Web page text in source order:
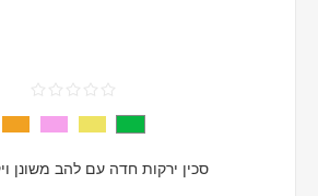
סכין ירקות חדה עם להב משונן